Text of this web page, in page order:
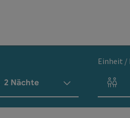
2 Nächte